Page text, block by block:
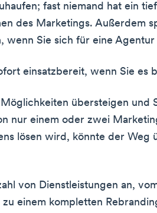
fast niemand hat ein
des Marketings. Außerdem
wenn Sie sich für eine
einsatzbereit, wenn Sie es
übersteigen und
nur einem oder zwei
lösen wird, könnte der Weg
von Dienstleistungen an,
einem kompletten